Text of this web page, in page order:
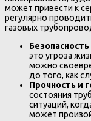
может привести к
регулярно
газовых
это угроза
можно
до того, как
Прочность и
состояния
ситуаций,
может